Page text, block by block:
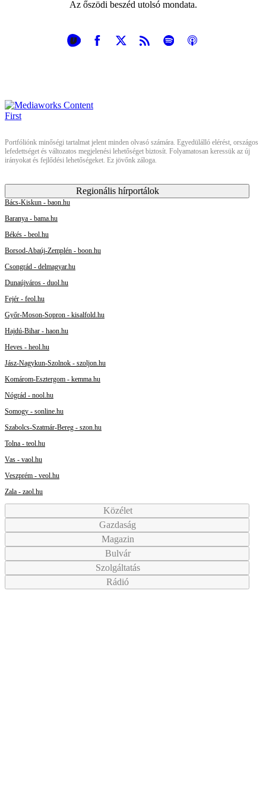
Az őszödi beszéd utolsó mondata.
Portfóliónk minőségi tartalmat jelent minden olvasó számára. Egyedülálló elérést, országos
lefedettséget és változatos megjelenési lehetőséget biztosít. Folyamatosan keressük az új
irányokat és fejlődési lehetőségeket. Ez jövőnk záloga.
Regionális hírportálok
Bács-Kiskun - baon.hu
Baranya - bama.hu
Békés - beol.hu
Borsod-Abaúj-Zemplén - boon.hu
Csongrád - delmagyar.hu
Dunaújváros - duol.hu
Fejér - feol.hu
Győr-Moson-Sopron - kisalfold.hu
Hajdú-Bihar - haon.hu
Heves - heol.hu
Jász-Nagykun-Szolnok - szoljon.hu
Komárom-Esztergom - kemma.hu
Nógrád - nool.hu
Somogy - sonline.hu
Szabolcs-Szatmár-Bereg - szon.hu
Tolna - teol.hu
Vas - vaol.hu
Veszprém - veol.hu
Zala - zaol.hu
Közélet
Gazdaság
Magazin
Bulvár
Szolgáltatás
Rádió